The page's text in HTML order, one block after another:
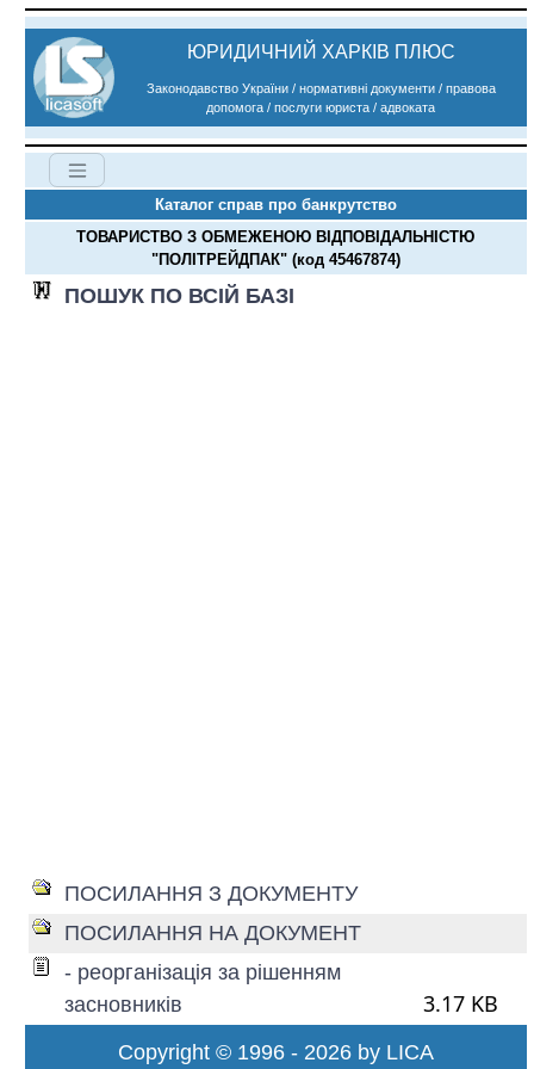
ЮРИДИЧНИЙ ХАРКІВ ПЛЮС
Законодавство України / нормативні документи / правова
допомога / послуги юриста / адвоката
Каталог справ про банкрутство
ТОВАРИСТВО З ОБМЕЖЕНОЮ ВІДПОВІДАЛЬНІСТЮ
"ПОЛІТРЕЙДПАК" (код 45467874)
ПОШУК ПО ВСІЙ БАЗІ
ПОСИЛАННЯ З ДОКУМЕНТУ
ПОСИЛАННЯ НА ДОКУМЕНТ
- реорганізація за рішенням
засновників
3.17 KB
Copyright © 1996 - 2026 by LICA